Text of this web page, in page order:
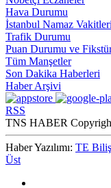
Hava Durumu
İstanbul Namaz Vakitleri
Trafik Durumu
Puan Durumu ve
Tüm Manşetler
Son Dakika Haberleri
Haber Arşivi
RSS
TNS HABER
Haber Yazılımı: TE
Üst